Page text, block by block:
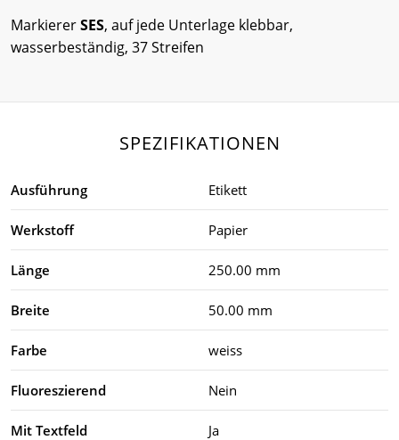
MarkiererSES, auf jede Unterlage klebbar,
wasserbeständig, 37 Streifen
SPEZIFIKATIONEN
Ausführung Etikett
Werkstoff Papier
Länge 250.00 mm
Breite 50.00 mm
Farbe weiss
Fluoreszierend Nein
Mit Textfeld Ja